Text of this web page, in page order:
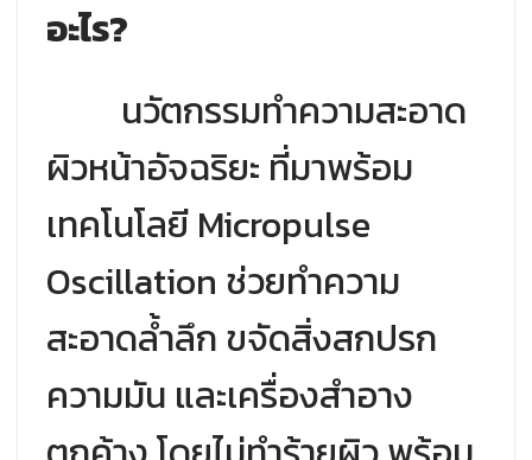
อะไร?
นวัตกรรมทำความสะอาด
ผิวหน้าอัจฉริยะ ที่มาพร้อม
เทคโนโลยี Micropulse
Oscillation ช่วยทำความ
สะอาดล้ำลึก ขจัดสิ่งสกปรก
ความมัน และเครื่องสำอาง